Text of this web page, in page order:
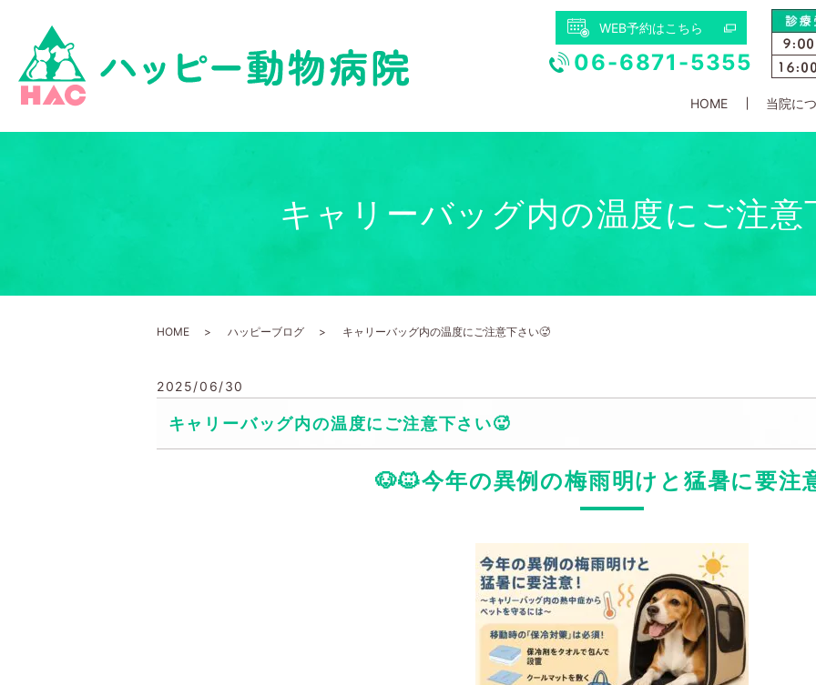
WEB予約はこちら
06-6871-5355
HOME 当院に
キャリーバッグ内の温度にご注意
HOME ハッピーブログ キャリーバッグ内の温度にご注意下さい🥵
2025/06/30
キャリーバッグ内の温度にご注意下さい🥵
🐶🐱今年の異例の梅雨明けと猛暑に要注